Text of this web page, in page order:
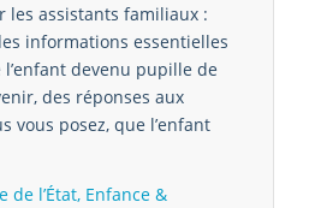
les assistants familiaux :
informations essentielles
devenu pupille de
des réponses aux
vous posez, que l’enfant
l’État, Enfance &